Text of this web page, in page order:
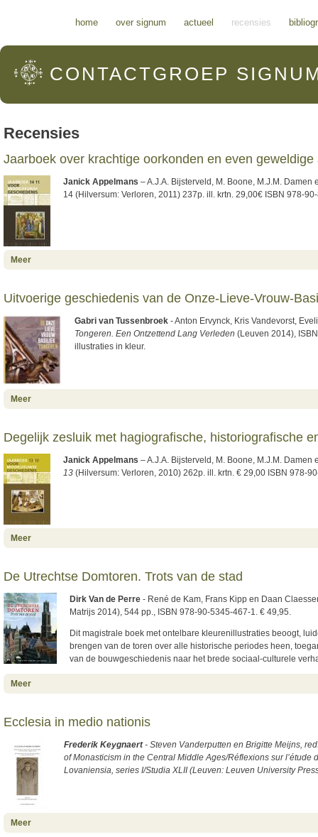
home over signum actueel recensies
CONTACTGROEP
Recensies
Jaarboek over krachtige oorkonden en even geweldige
Janick Appelmans – A.J.A. Bijsterveld, M. Boone, M.J.M. Damen
14 (Hilversum: Verloren, 2011) 237p. ill. krtn. 29,00€ ISBN 978-
Meer
stadswallen
Uitvoerige geschiedenis van de Onze-Lieve-Vrouw-
Gabri van Tussenbroek - Anton Ervynck, Kris Vandevorst,
Tongeren. Een Ontzettend Lang Verleden (Leuven 2014),
illustraties in kleur.
Meer
Tongeren
Degelijk zesluik met hagiografische, historiografische
Janick Appelmans – A.J.A. Bijsterveld, M. Boone, M.J.M. Damen
13 (Hilversum: Verloren, 2010) 262p. ill. krtn. € 29,00 ISBN 978-
Meer
institutionele studies
De Utrechtse Domtoren. Trots van de stad
Dirk Van de Perre - René de Kam, Frans Kipp en Daan
Matrijs 2014), 544 pp., ISBN 978-90-5345-467-1. € 49,95.
Dit magistrale boek met ontelbare kleurenillustraties beoogt,
brengen van de toren over alle historische periodes heen,
van de bouwgeschiedenis naar het brede sociaal-culturele
Meer
Ecclesia in medio nationis
Frederik Keygnaert- Steven Vanderputten en Brigitte Meijns,
of Monasticism in the Central Middle Ages/Réflexions sur
Lovaniensia, series I/Studia XLII (Leuven: Leuven University
Meer